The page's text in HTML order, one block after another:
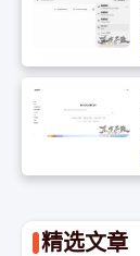
精选文章